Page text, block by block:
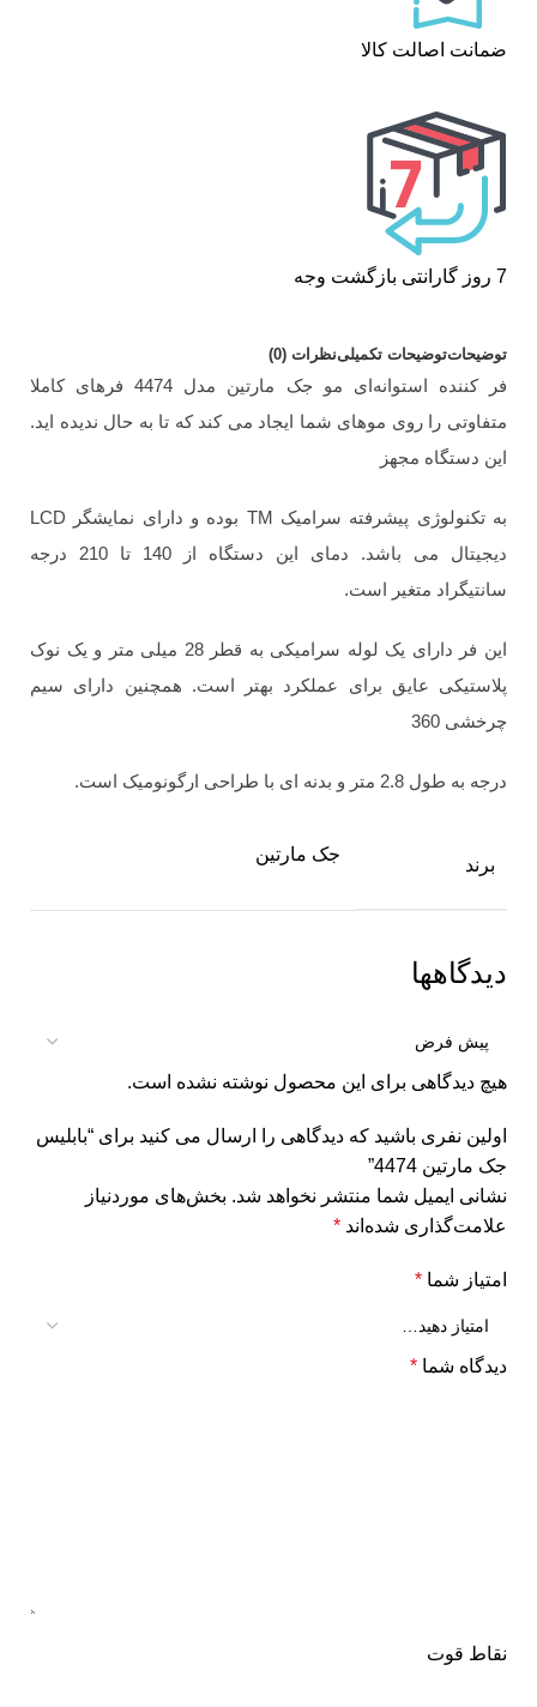
ضمانت اصالت کالا
7 روز گارانتی بازگشت وجه
توضیحاتتوضیحات تکمیلینظرات (0)
فر کننده استوانه‌ای مو جک مارتین مدل 4474 فرهای کاملا
متفاوتی را روی موهای شما ایجاد می کند که تا به حال ندیده اید.
این دستگاه مجهز
به تکنولوژی پیشرفته سرامیک TM بوده و دارای نمایشگر LCD
دیجیتال می باشد. دمای این دستگاه از 140 تا 210 درجه
سانتیگراد متغیر است.
این فر دارای یک لوله سرامیکی به قطر 28 میلی متر و یک نوک
پلاستیکی عایق برای عملکرد بهتر است. همچنین دارای سیم
چرخشی 360
درجه به طول 2.8 متر و بدنه ای با طراحی ارگونومیک است.
برند
جک مارتین
دیدگاهها
هیچ دیدگاهی برای این محصول نوشته نشده است.
اولین نفری باشید که دیدگاهی را ارسال می کنید برای “بابلیس
جک مارتین 4474”
نشانی ایمیل شما منتشر نخواهد شد. بخش‌های موردنیاز
علامت‌گذاری شده‌اند *
امتیاز شما *
دیدگاه شما *
نقاط قوت